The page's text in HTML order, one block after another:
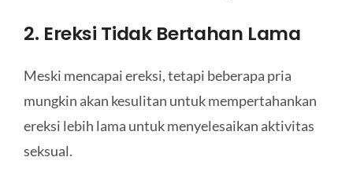
2. Ereksi Tidak Bertahan Lama
Meski mencapai ereksi, tetapi beberapa pria
mungkin akan kesulitan untuk mempertahankan
ereksi lebih lama untuk menyelesaikan aktivitas
seksual.